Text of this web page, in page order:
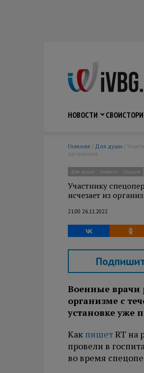
НОВОСТИ
СВО
Главная / Для души
организма
Для души Новости Социум
Участнику
исчезает из
21:00 26.11.2022
Военные врачи
организме с
установке уже
Как пишетRT на
провели в
во время